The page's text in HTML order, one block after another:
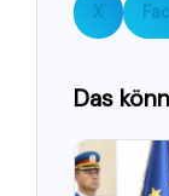
X
Das